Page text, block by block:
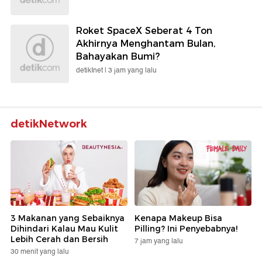
Roket SpaceX Seberat 4 Ton
Akhirnya Menghantam Bulan,
Bahayakan Bumi?
detikInet | 3 jam yang lalu
detikNetwork
3 Makanan yang Sebaiknya
Dihindari Kalau Mau Kulit
Lebih Cerah dan Bersih
30 menit yang lalu
Kenapa Makeup Bisa
Pilling? Ini Penyebabnya!
7 jam yang lalu